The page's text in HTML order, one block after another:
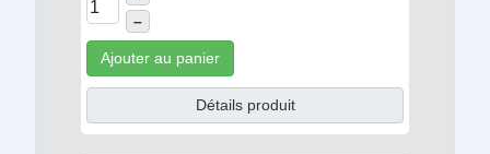
–
Ajouter au panier
Détails produit